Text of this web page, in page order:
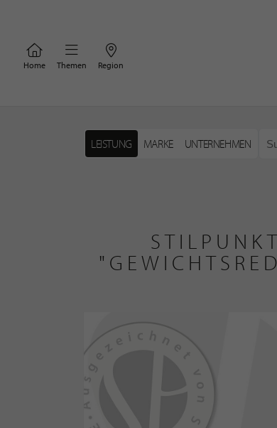
Home Themen Region
LEISTUNG MARKE UNTERNEHMEN